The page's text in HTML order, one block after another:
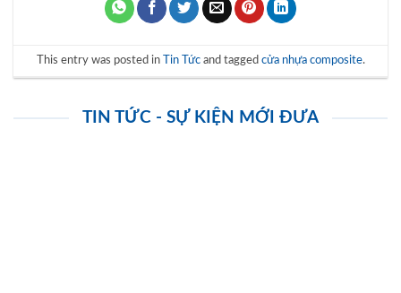
This entry was posted in Tin Tứcand tagged cửa nhựa composite.
TIN TỨC - SỰ KIỆN MỚI ĐƯA